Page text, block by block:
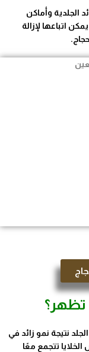
الجلدية وأماكن
اتباعها لإزالة
تظهر؟
نتيجة نمو زائد في
تتجمع معًا